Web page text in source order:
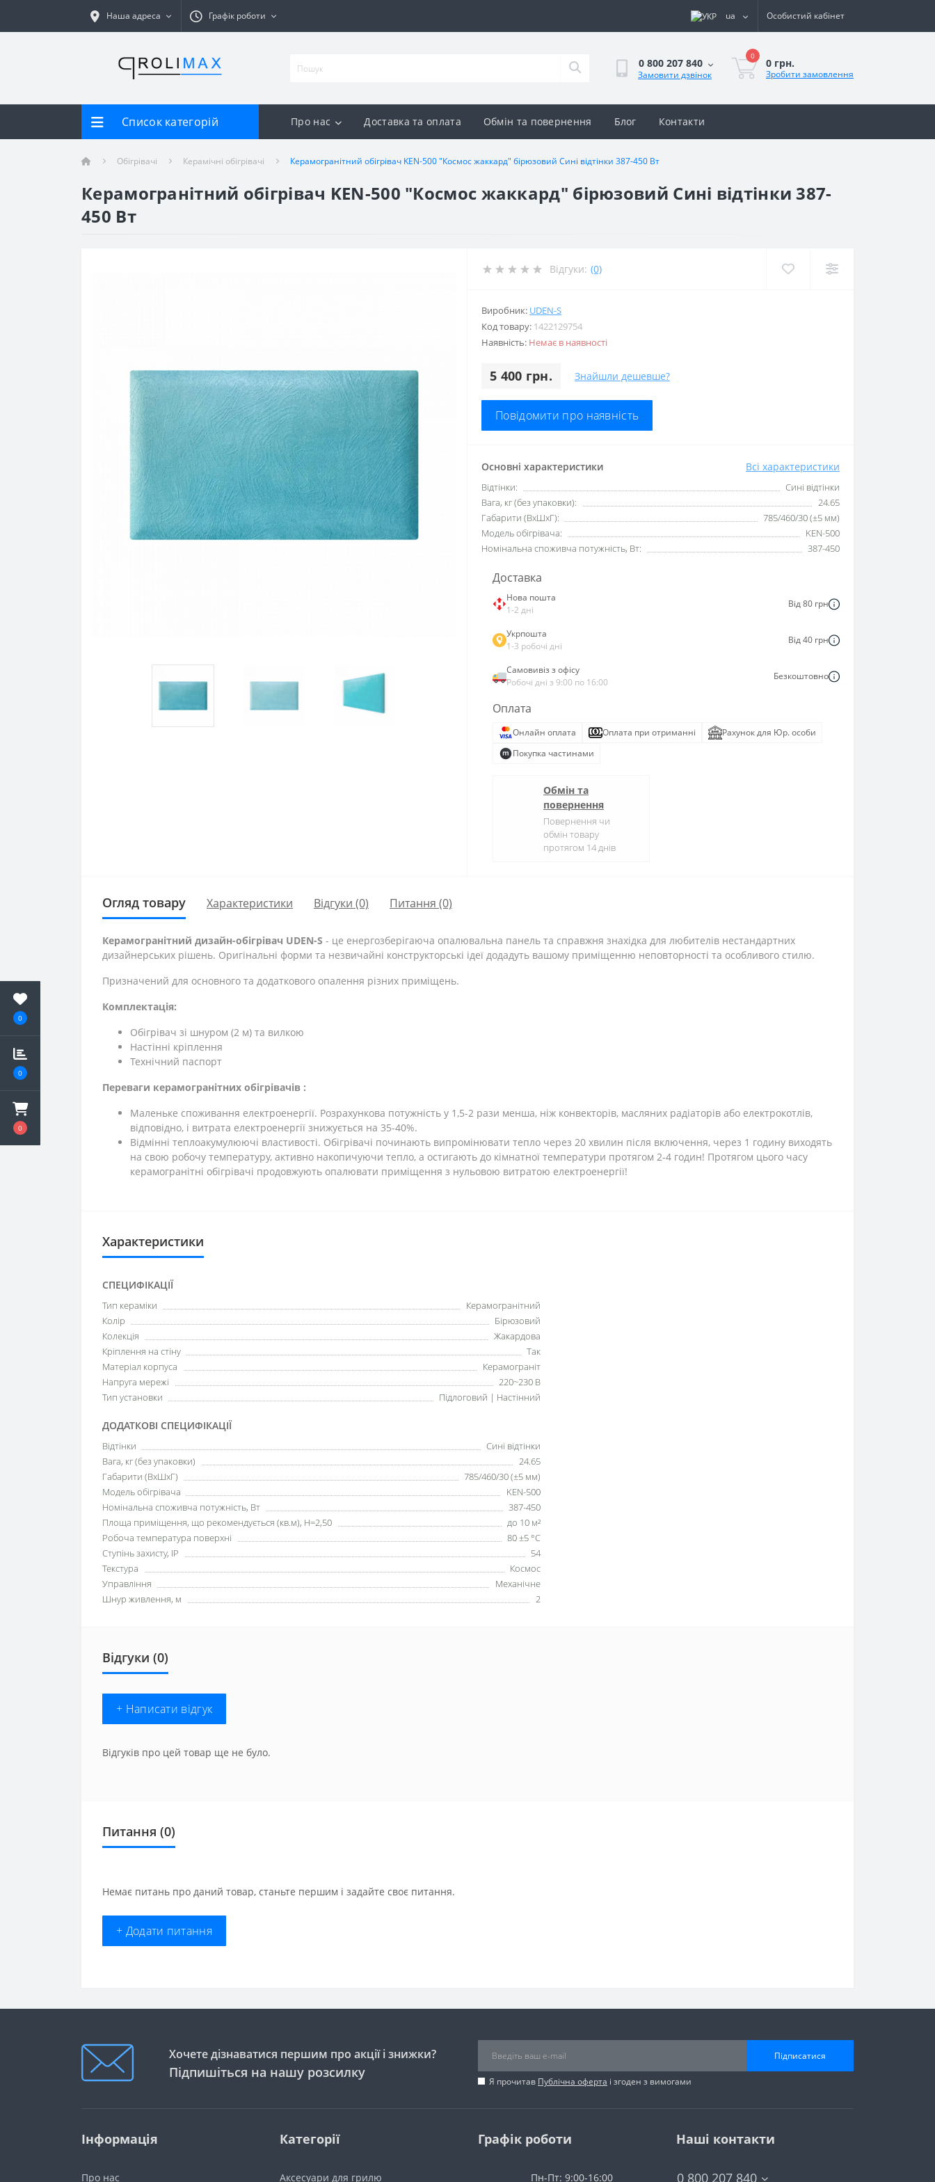
0
0
0
Наша адреса Графік роботи ua Особистий кабінет
0 800 207 840
Замовити дзвінок
0
0 грн.
Зробити замовлення
Список категорій Про нас Доставка та оплата Обмін та повернення Блог Контакти
Обігрівачі Керамічні обігрівачі Керамогранітний обігрівач KEN-500 "Космос жаккард" бірюзовий Сині відтінки 387-450 Вт
Керамогранітний обігрівач KEN-500 "Космос жаккард" бірюзовий Сині відтінки 387-
450 Вт
Відгуки: (0)
Виробник: UDEN-S
Код товару: 1422129754
Наявність: Немає в наявності
5 400 грн. Знайшли дешевше?
Повідомити про наявність
Основні характеристики Всі характеристики
Відтінки:
Сині відтінки
Вага, кг (без упаковки):
24.65
Габарити (ВхШхГ):
785/460/30 (±5 мм)
Модель обігрівача:
KEN-500
Номінальна споживча потужність, Вт:
387-450
Доставка
Нова пошта
1-2 дні
Від 80 грн
Укрпошта
1-3 робочі дні
Від 40 грн
Самовивіз з офісу
Робочі дні з 9:00 по 16:00
Безкоштовно
Оплата
Онлайн оплата Оплата при отриманні
Рахунок для Юр. особи
Покупка частинами
Обмін та
повернення
Повернення чи
обмін товару
протягом 14 днів
Огляд товару Характеристики Відгуки (0) Питання (0)
Керамогранітний дизайн-обігрівач UDEN-S - це енергозберігаюча опалювальна панель та справжня знахідка для любителів нестандартних
дизайнерських рішень. Оригінальні форми та незвичайні конструкторські ідеї додадуть вашому приміщенню неповторності та особливого стилю.
Призначений для основного та додаткового опалення різних приміщень.
Комплектація:
Обігрівач зі шнуром (2 м) та вилкою
Настінні кріплення
Технічний паспорт
Переваги керамогранітних обігрівачів :
Маленьке споживання електроенергії. Розрахункова потужність у 1,5-2 рази менша, ніж конвекторів, масляних радіаторів або електрокотлів,
відповідно, і витрата електроенергії знижується на 35-40%.
Відмінні теплоакумулюючі властивості. Обігрівачі починають випромінювати тепло через 20 хвилин після включення, через 1 годину виходять
на свою робочу температуру, активно накопичуючи тепло, а остигають до кімнатної температури протягом 2-4 годин! Протягом цього часу
керамогранітні обігрівачі продовжують опалювати приміщення з нульовою витратою електроенергії!
Характеристики
СПЕЦИФІКАЦІЇ
Тип кераміки
Керамогранітний
Колір
Бірюзовий
Колекція
Жакардова
Кріплення на стіну
Так
Матеріал корпуса
Керамограніт
Напруга мережі
220~230 В
Тип установки
Підлоговий | Настінний
ДОДАТКОВІ СПЕЦИФІКАЦІЇ
Відтінки
Сині відтінки
Вага, кг (без упаковки)
24.65
Габарити (ВхШхГ)
785/460/30 (±5 мм)
Модель обігрівача
KEN-500
Номінальна споживча потужність, Вт
387-450
Площа приміщення, що рекомендується (кв.м), H=2,50
до 10 м²
Робоча температура поверхні
80 ±5 °С
Ступінь захисту, IP
54
Текстура
Космос
Управління
Механічне
Шнур живлення, м
2
Відгуки (0)
+ Написати відгук
Відгуків про цей товар ще не було.
Питання (0)
Немає питань про даний товар, станьте першим і задайте своє питання.
+ Додати питання
Хочете дізнаватися першим про акції і знижки?
Підпишіться на нашу розсилку
Підписатися
Я прочитав Публічна оферта і згоден з вимогами
Інформація
Про нас
Категорії
Аксесуари для грилю
Графік роботи
Пн-Пт: 9:00-16:00
Наші контакти
0 800 207 840